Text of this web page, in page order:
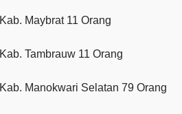
Kab. Maybrat 11 Orang
Kab. Tambrauw 11 Orang
Kab. Manokwari Selatan 79 Orang